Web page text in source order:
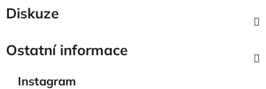
Diskuze
Ostatní informace
Instagram